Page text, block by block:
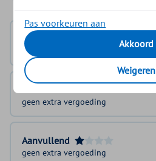
Basisverzekering
100%
geen extra vergoeding
Aanvullend
geen extra vergoeding
Pas voorkeuren aan
Akkoord
Weigeren